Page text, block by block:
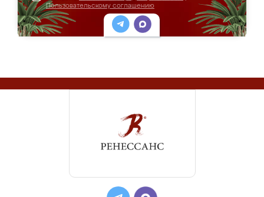
Пользовательскому соглашению